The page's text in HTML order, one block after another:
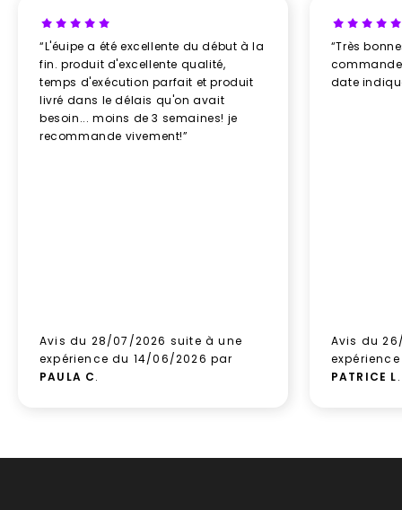
“L'éuipe a été excellente du début à la
fin. produit d'excellente qualité,
temps d'exécution parfait et produit
livré dans le délais qu'on avait
besoin... moins de 3 semaines! je
recommande vivement!”
Avis du 28/07/2026 suite à une
expérience du 14/06/2026 par
PAULA C.
“Très
date
Avis du
PATRICE L.